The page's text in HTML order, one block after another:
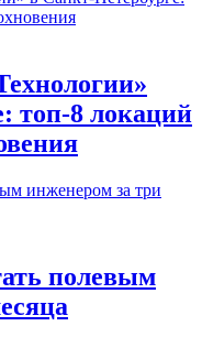
топ-8 локаций
полевым